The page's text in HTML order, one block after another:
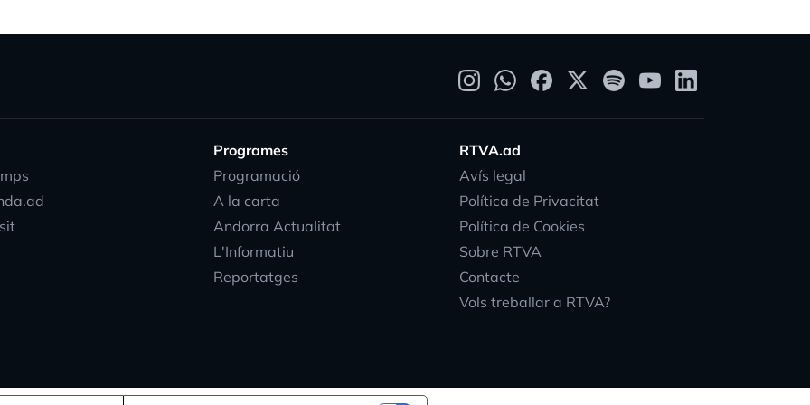
Programes
Programació
A la carta
Andorra Actualitat
L'Informatiu
Reportatges
RTVA.ad
Avís legal
Política de Privacitat
Política de Cookies
Sobre RTVA
Contacte
Vols treballar a RTVA?